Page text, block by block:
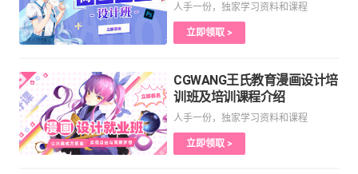
人手一份，独家学习资料和课程
立即领取 >
CGWANG王氏教育漫画设计培
训班及培训课程介绍
人手一份，独家学习资料和课程
立即领取 >